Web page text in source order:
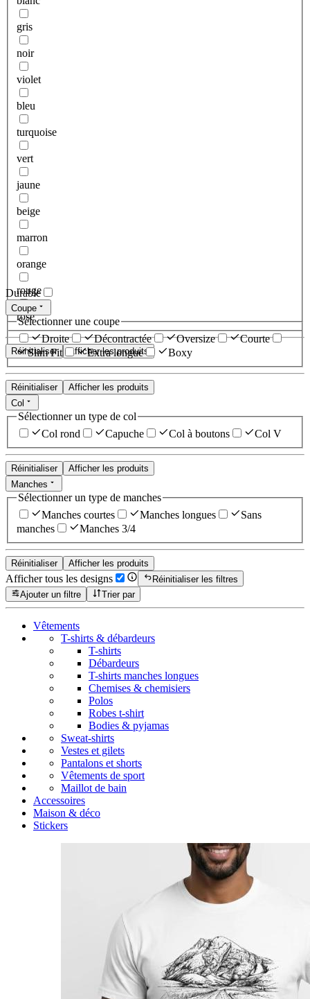
gris
noir
violet
bleu
turquoise
vert
jaune
beige
marron
orange
rouge
rose
Réinitialiser Afficher les produits
Durable
Coupe
Sélectionner une coupe
Droite
Décontractée Oversize
Courte
Slim Fit
Extra longue Boxy
Réinitialiser
Afficher les produits
Col
Sélectionner un type de col
Col rond
Capuche Col à boutons Col V
Réinitialiser
Afficher les produits
Manches
Sélectionner un type de manches
Manches courtes
Manches longues
Sans
manches
Manches 3/4
Réinitialiser Afficher les produits
Afficher tous les designs
Réinitialiser les filtres
Ajouter un filtre
Trier par
Vêtements
T-shirts & débardeurs
T-shirts
Débardeurs
T-shirts manches longues
Chemises & chemisiers
Polos
Robes t-shirt
Bodies & pyjamas
Sweat-shirts
Vestes et gilets
Pantalons et shorts
Vêtements de sport
Maillot de bain
Accessoires
Maison & déco
Stickers